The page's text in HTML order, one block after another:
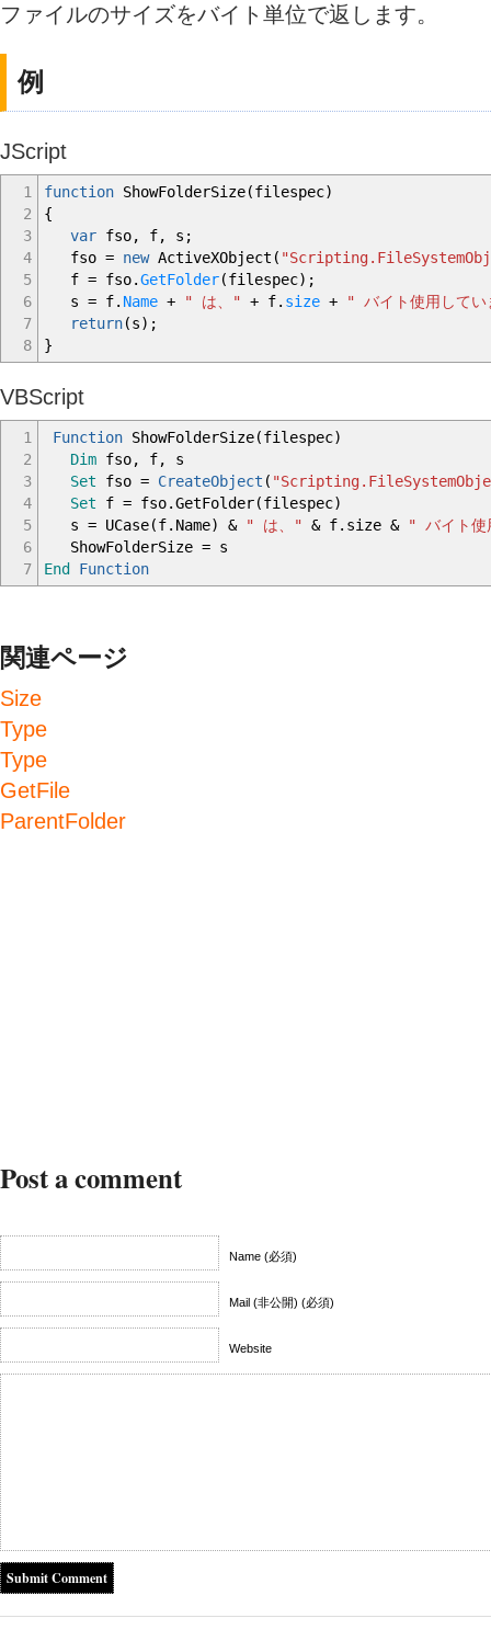
ファイルのサイズをバイト単位で返します。
例
JScript
1
2
3
4
5
6
7
8
function ShowFolderSize(filespec)
{
var fso, f, s ;
fso = newActiveXObject (
f = fso.GetFolder(filespec) ;
s = f. Name + " は、" + f. size +
" バイト使用して
return(s) ;
}
VBScript
1
2
3
4
5
6
7
Function ShowFolderSize(filespec)
Dim fso, f, s
Set fso = CreateObject (
Set f = fso.GetFolder(filespec)
s = UCase(f.Name) & " は、" & f.size & " バイト使
ShowFolderSize = s
End Function
関連ページ
Size
Type
Type
GetFile
ParentFolder
Post a comment
Name (必須)
Mail (非公開) (必須)
Website